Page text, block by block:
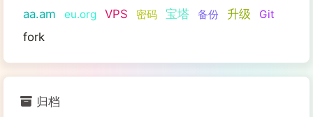
aa.am eu.org VPS 密码 宝塔 备份 升级 Git
fork
归档